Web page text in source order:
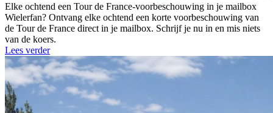
Elke ochtend een Tour de France-voorbeschouwing in je mailbox
Wielerfan? Ontvang elke ochtend een korte voorbeschouwing van
de Tour de France direct in je mailbox. Schrijf je nu in en mis niets
van de koers.
Lees verder